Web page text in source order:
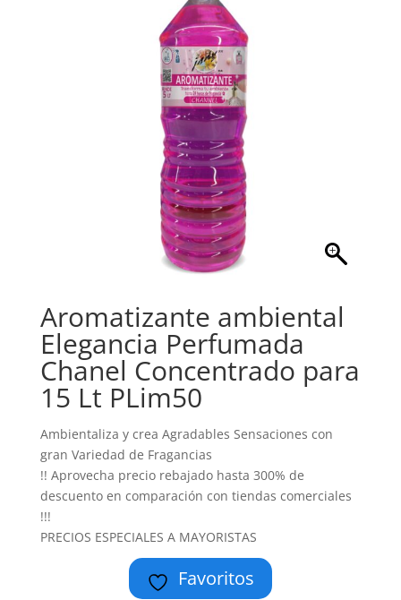
Aromatizante ambiental
Elegancia Perfumada
Chanel Concentrado para
15 Lt PLim50
Ambientaliza y crea Agradables Sensaciones con
gran Variedad de Fragancias
!! Aprovecha precio rebajado hasta 300% de
descuento en comparación con tiendas comerciales
!!!
PRECIOS ESPECIALES A MAYORISTAS
Favoritos